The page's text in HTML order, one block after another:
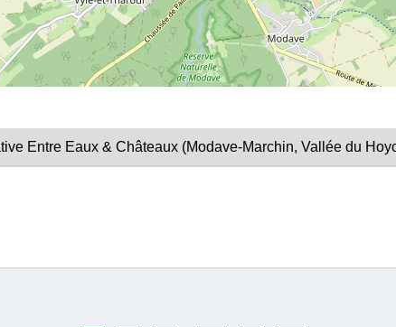
Entre Eaux & Châteaux (Modave-Marchin, Vallée du